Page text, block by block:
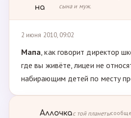
на
сына и муж.
2 июня 2010, 09:02
Мапа, как говорит директор
где вы живёте, лицеи не
набирающим детей по месту
Аллочкас той планеты